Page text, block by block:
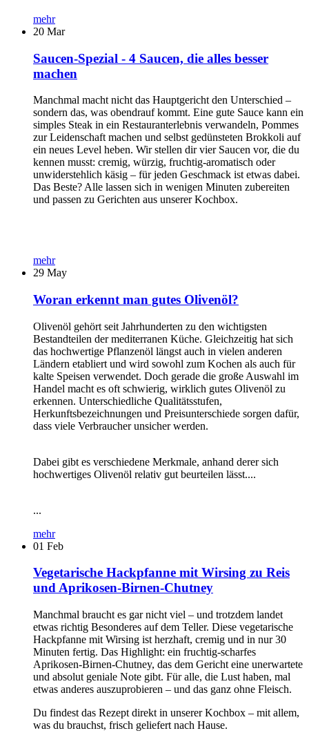
mehr
20 Mar
Saucen-Spezial - 4 Saucen, die alles besser
machen
Manchmal macht nicht das Hauptgericht den Unterschied –
sondern das, was obendrauf kommt. Eine gute Sauce kann ein
simples Steak in ein Restauranterlebnis verwandeln, Pommes
zur Leidenschaft machen und selbst gedünsteten Brokkoli auf
ein neues Level heben. Wir stellen dir vier Saucen vor, die du
kennen musst: cremig, würzig, fruchtig-aromatisch oder
unwiderstehlich käsig – für jeden Geschmack ist etwas dabei.
Das Beste? Alle lassen sich in wenigen Minuten zubereiten
und passen zu Gerichten aus unserer Kochbox.
mehr
29 May
Woran erkennt man gutes Olivenöl?
Olivenöl gehört seit Jahrhunderten zu den wichtigsten
Bestandteilen der mediterranen Küche. Gleichzeitig hat sich
das hochwertige Pflanzenöl längst auch in vielen anderen
Ländern etabliert und wird sowohl zum Kochen als auch für
kalte Speisen verwendet. Doch gerade die große Auswahl im
Handel macht es oft schwierig, wirklich gutes Olivenöl zu
erkennen. Unterschiedliche Qualitätsstufen,
Herkunftsbezeichnungen und Preisunterschiede sorgen dafür,
dass viele Verbraucher unsicher werden.
Dabei gibt es verschiedene Merkmale, anhand derer sich
hochwertiges Olivenöl relativ gut beurteilen lässt....
...
mehr
01 Feb
Vegetarische Hackpfanne mit Wirsing zu Reis
und Aprikosen-Birnen-Chutney
Manchmal braucht es gar nicht viel – und trotzdem landet
etwas richtig Besonderes auf dem Teller. Diese vegetarische
Hackpfanne mit Wirsing ist herzhaft, cremig und in nur 30
Minuten fertig. Das Highlight: ein fruchtig-scharfes
Aprikosen-Birnen-Chutney, das dem Gericht eine unerwartete
und absolut geniale Note gibt. Für alle, die Lust haben, mal
etwas anderes auszuprobieren – und das ganz ohne Fleisch.
Du findest das Rezept direkt in unserer Kochbox – mit allem,
was du brauchst, frisch geliefert nach Hause.